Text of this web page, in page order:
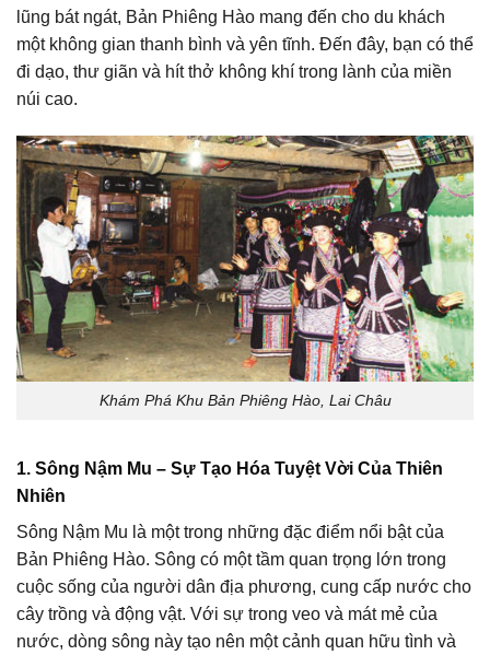
lũng bát ngát, Bản Phiêng Hào mang đến cho du khách
một không gian thanh bình và yên tĩnh. Đến đây, bạn có thể
đi dạo, thư giãn và hít thở không khí trong lành của miền
núi cao.
Khám Phá Khu Bản Phiêng Hào, Lai Châu
1. Sông Nậm Mu – Sự Tạo Hóa Tuyệt Vời Của Thiên
Nhiên
Sông Nậm Mu là một trong những đặc điểm nổi bật của
Bản Phiêng Hào. Sông có một tầm quan trọng lớn trong
cuộc sống của người dân địa phương, cung cấp nước cho
cây trồng và động vật. Với sự trong veo và mát mẻ của
nước, dòng sông này tạo nên một cảnh quan hữu tình và